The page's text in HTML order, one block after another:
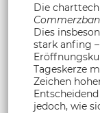
Die
Dies
stark anfing
Tageskerze
Zeichen
jedoch, wie